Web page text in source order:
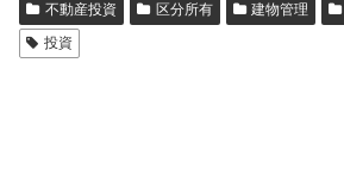
不動産投資 区分所有 建物管理
投資